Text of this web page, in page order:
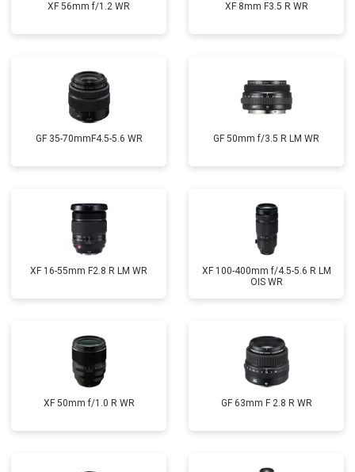
XF 56mm f/1.2 WR XF 8mm F3.5 R WR
GF 35-70mmF4.5-5.6 WR GF 50mm f/3.5 R LM WR
XF 16-55mm F2.8 R LM WR
XF 100-400mm f/4.5-5.6 R LM
OIS WR
XF 50mm f/1.0 R WR GF 63mm F 2.8 R WR